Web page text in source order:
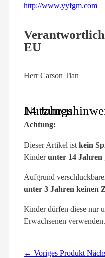
http://www.yyfgm.com
EU
Herr Carson Tian
Nutzungshinweis für Kinder unter 14 Jahren
Achtung:
Dieser Artikel ist kein
Kinderunter 14 Jahren
Aufgrund
unter 3 Jahren keinen
Kinder dürfen diese nur
Erwachsenen verwenden.
← Voriges Produkt